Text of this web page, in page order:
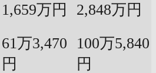
1,659万円
2,848万円
61万3,470
円
100万5,840
円